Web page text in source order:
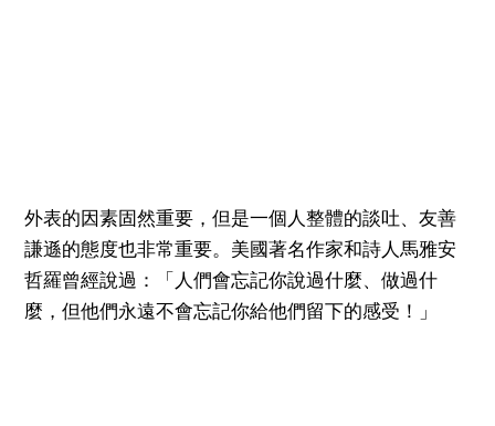
外表的因素固然重要，但是一個人整體的談吐、友善
謙遜的態度也非常重要。美國著名作家和詩人馬雅安
哲羅曾經說過：「人們會忘記你說過什麼、做過什
麼，但他們永遠不會忘記你給他們留下的感受！」